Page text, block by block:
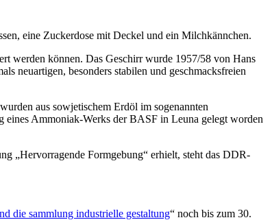
eine Zuckerdose mit Deckel und ein Milchkännchen.
werden können. Das Geschirr wurde 1957/58 von Hans
neuartigen, besonders stabilen und geschmacksfreien
aus sowjetischem Erdöl im sogenannten
eines Ammoniak-Werks der BASF in Leuna gelegt worden
„Hervorragende Formgebung“ erhielt, steht das DDR-
die sammlung industrielle gestaltung“ noch bis zum 30.